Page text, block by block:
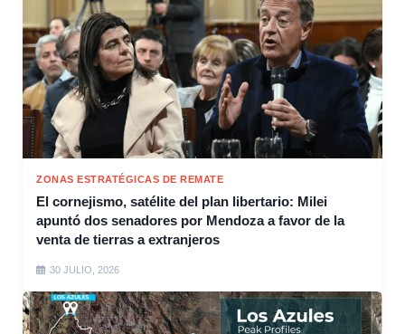
ZONAS ESTRATÉGICAS DE REMATE
El cornejismo, satélite del plan libertario: Milei
apuntó dos senadores por Mendoza a favor de la
venta de tierras a extranjeros
30 JULIO, 2026